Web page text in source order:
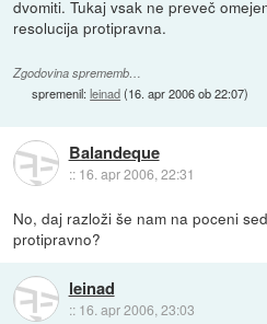
dvomiti. Tukaj vsak ne preveč
resolucija protipravna.
Zgodovina sprememb…
spremenil:leinad(16. apr 2006 ob 22:07)
Balandeque
:: 16. apr 2006, 22:31
No, daj razloži še nam na poceni
protipravno?
leinad
:: 16. apr 2006, 23:03